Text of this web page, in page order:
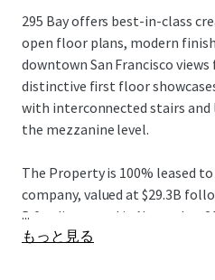
295 Bay offers best-in-class
open floor plans, modern
downtown San Francisco
distinctive first floor
with interconnected stairs
the mezzanine level.
The Property is 100% leased
company, valued at $29.3B
D funding round in November
agreed to acquire Cursor for
...
もっと見る